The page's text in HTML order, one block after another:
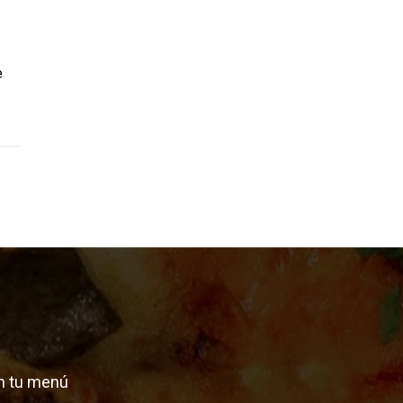
tu menú